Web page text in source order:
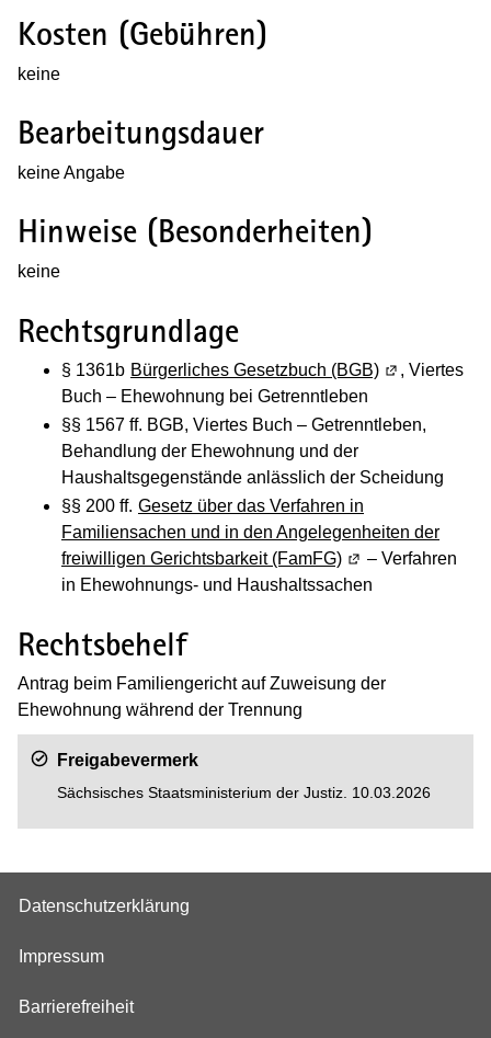
Kosten (Gebühren)
keine
Bearbeitungsdauer
keine Angabe
Hinweise (Besonderheiten)
keine
Rechtsgrundlage
§ 1361b Bürgerliches Gesetzbuch (BGB) (Wird in
, Viertes
Buch – Ehewohnung bei Getrenntleben
§§ 1567 ff. BGB, Viertes Buch – Getrenntleben,
Behandlung der Ehewohnung und der
Haushaltsgegenstände anlässlich der Scheidung
§§ 200 ff. Gesetz über das Verfahren in
Familiensachen und in den Angelegenheiten der
freiwilligen Gerichtsbarkeit (FamFG) (Wird in einem
– Verfahren
in Ehewohnungs- und Haushaltssachen
Rechtsbehelf
Antrag beim Familiengericht auf Zuweisung der
Ehewohnung während der Trennung
Freigabevermerk
Sächsisches Staatsministerium der Justiz. 10.03.2026
Datenschutzerklärung
Impressum
Barrierefreiheit